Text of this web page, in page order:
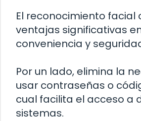
El reconocimiento facial
ventajas significativas
conveniencia y
Por un lado, elimina la
usar contraseñas o
cual facilita el acceso a
sistemas.